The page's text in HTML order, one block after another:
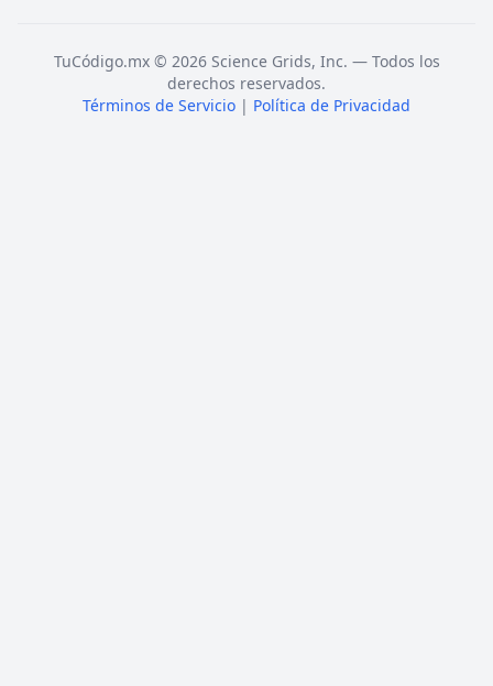
TuCódigo.mx © 2026 Science Grids, Inc. — Todos los
derechos reservados.
Términos de Servicio | Política de Privacidad